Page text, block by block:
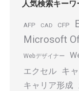
人気検索キーワ
AFP CAD CFP
Microsoft
Webデザイナー
エクセル キ
キャリア形成